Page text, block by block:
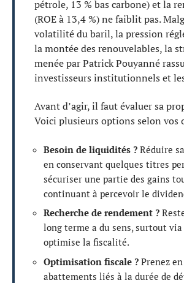
pétrole, 13 % bas carbone) et la
(ROE à 13,4 %) ne faiblit pas.
volatilité du baril, la pression
la montée des renouvelables, la
menée par Patrick Pouyanné
investisseurs institutionnels et
Avant d’agir, il faut évaluer sa
Voici plusieurs options selon vos
Besoin de liquidités ? Réduire
en conservant quelques titres
sécuriser une partie des gains
continuant à percevoir le
Recherche de rendement ?
long terme a du sens, surtout via
optimise la fiscalité.
Optimisation fiscale ? Prenez
abattements liés à la durée de